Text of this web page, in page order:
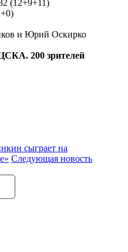
(12+9+11)
и Юрий Оскирко
200 зрителей
сыграет на
Следующая новость